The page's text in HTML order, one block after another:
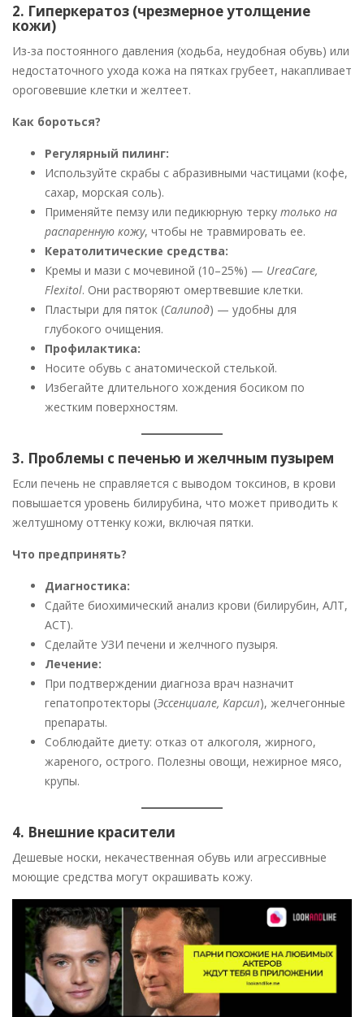
2. Гиперкератоз (чрезмерное утолщение
кожи)
Из-за постоянного давления (ходьба, неудобная обувь) или
недостаточного ухода кожа на пятках грубеет, накапливает
ороговевшие клетки и желтеет.
Как бороться?
Регулярный пилинг:
Используйте скрабы с абразивными частицами (кофе,
сахар, морская соль).
Применяйте пемзу или педикюрную терку только на
распаренную кожу, чтобы не травмировать ее.
Кератолитические средства:
Кремы и мази с мочевиной (10–25%) — UreaCare,
Flexitol. Они растворяют омертвевшие клетки.
Пластыри для пяток (Салипод) — удобны для
глубокого очищения.
Профилактика:
Носите обувь с анатомической стелькой.
Избегайте длительного хождения босиком по
жестким поверхностям.
3. Проблемы с печенью и желчным пузырем
Если печень не справляется с выводом токсинов, в крови
повышается уровень билирубина, что может приводить к
желтушному оттенку кожи, включая пятки.
Что предпринять?
Диагностика:
Сдайте биохимический анализ крови (билирубин, АЛТ,
АСТ).
Сделайте УЗИ печени и желчного пузыря.
Лечение:
При подтверждении диагноза врач назначит
гепатопротекторы (Эссенциале, Карсил), желчегонные
препараты.
Соблюдайте диету: отказ от алкоголя, жирного,
жареного, острого. Полезны овощи, нежирное мясо,
крупы.
4. Внешние красители
Дешевые носки, некачественная обувь или агрессивные
моющие средства могут окрашивать кожу.